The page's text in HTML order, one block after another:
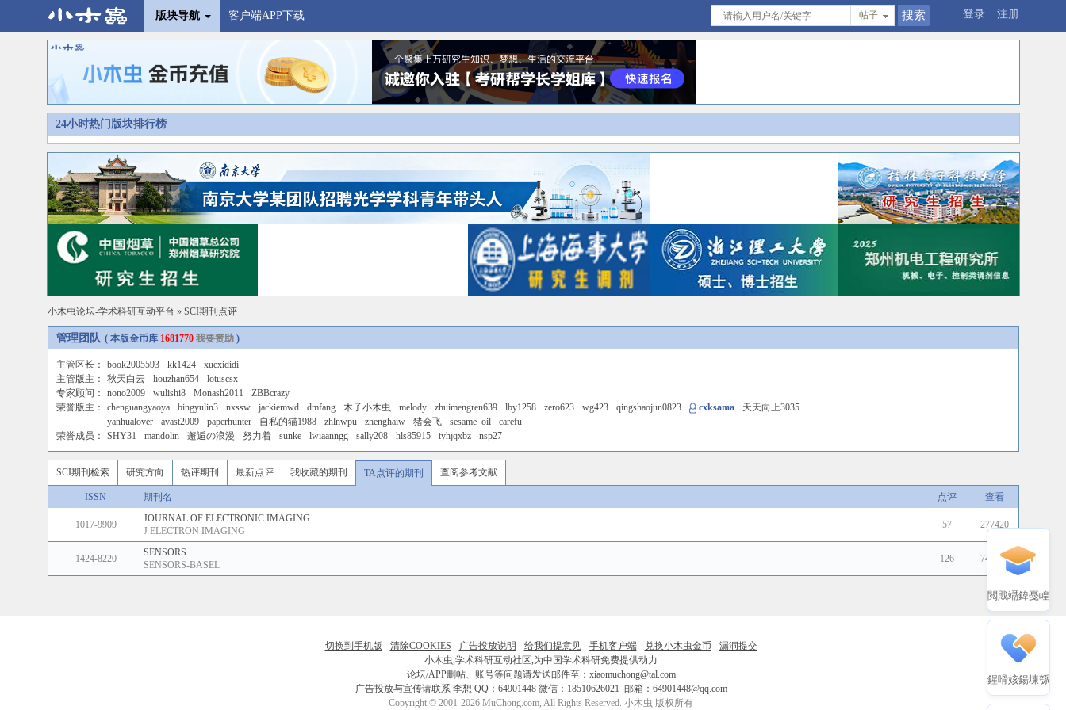
版块导航 客户端APP下载 登录 注册
帖子
24小时热门版块排行榜
小木虫论坛-学术科研互动平台 » SCI期刊点评
管理团队 ( 本版金币库 1681770 我要赞助)
主管区长： book2005593 kk1424
xuexididi
主管版主：
秋天白云 liouzhan654
lotuscsx
专家顾问：
nono2009 wulishi8 Monash2011
ZBBcrazy
荣誉版主：
chenguangyaoya bingyulin3 nxssw jackiemwd dmfang 木子小木虫 melody zhuimengren639 lby1258 zero623 wg423 qingshaojun0823 cxksama
天天向上3035
yanhualover
avast2009 paperhunter 自私的猫1988 zhlnwpu zhenghaiw 猪会飞 sesame_oil
carefu
荣誉成员：
SHY31 mandolin 邂逅の浪漫 努力着 sunke lwiaanngg sally208 hls85915 tyhjqxbz nsp27
SCI期刊检索 研究方向 热评期刊 最新点评 我收藏的期刊 TA点评的期刊 查阅参考文献
ISSN 期刊名 点评 查看
1017-9909
JOURNAL OF ELECTRONIC IMAGING
J ELECTRON IMAGING
57 277420
1424-8220
SENSORS
SENSORS-BASEL
126 745004
切换到手机版 - 清除COOKIES - 广告投放说明 - 给我们提意见- 手机客户端- 兑换小木虫金币 - 漏洞提交
小木虫,学术科研互动社区,为中国学术科研免费提供动力
论坛/APP删帖、账号等问题请发送邮件至：xiaomuchong@tal.com
广告投放与宣传请联系 李想 QQ： 64901448微信：18510626021 邮箱： 64901448@qq.com
Copyright © 2001-2026 MuChong.com, All Rights Reserved. 小木虫 版权所有
閲戝竵鍏戞崲
鍟嗗姟鍚堜綔